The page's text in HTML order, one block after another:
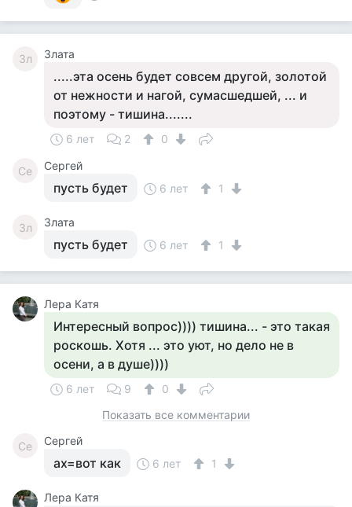
Зл Злата
.....эта осень будет совсем другой, золотой
от нежности и нагой, сумасшедшей, ... и
поэтому - тишина.......
6 лет 2 0
Се Сергей
пусть будет 6 лет 1
Зл Злата
пусть будет 6 лет 1
Лера Катя
Интересный вопрос)))) тишина... - это такая
роскошь. Хотя ... это уют, но дело не в
осени, а в душе))))
6 лет 9
0
Показать все комментарии
Се Сергей
ах=вот как 6 лет 1
Лера Катя